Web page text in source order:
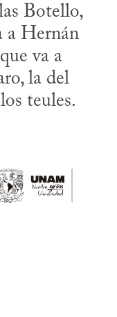
Botello,
a Hernán
va a
la del
teules.